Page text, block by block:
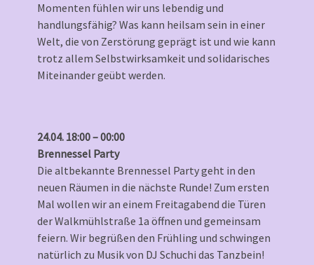
Momenten fühlen wir uns lebendig und
handlungsfähig? Was kann heilsam sein in einer
Welt, die von Zerstörung geprägt ist und wie kann
trotz allem Selbstwirksamkeit und solidarisches
Miteinander geübt werden.
24.04. 18:00 – 00:00
Brennessel Party
Die altbekannte Brennessel Party geht in den
neuen Räumen in die nächste Runde! Zum ersten
Mal wollen wir an einem Freitagabend die Türen
der Walkmühlstraße 1a öffnen und gemeinsam
feiern. Wir begrüßen den Frühling und schwingen
natürlich zu Musik von DJ Schuchi das Tanzbein!